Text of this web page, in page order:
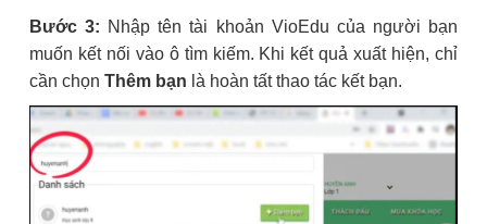
Bước 3: Nhập tên tài khoản VioEdu của người bạn
muốn kết nối vào ô tìm kiếm. Khi kết quả xuất hiện, chỉ
cần chọn Thêm bạn là hoàn tất thao tác kết bạn.